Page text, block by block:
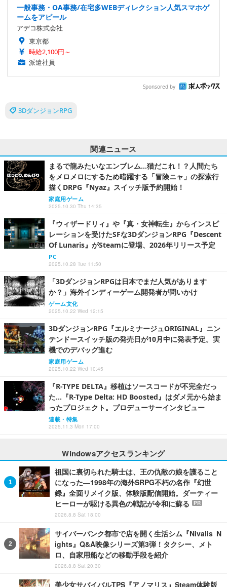
一般事務・OA事務/在宅多WEBディレクション人気スマホゲ
ームをアピール
アデコ株式会社
東京都
時給2,100円～
派遣社員
Sponsored by
3DダンジョンRPG
関連ニュース
まるで龍みたいなエンブレム…猫だこれ！？人間たち
をメロメロにするため暗躍する「冒険ニャ」の探索行
描くDRPG『Nyaz』スイッチ版予約開始！
家庭用ゲーム
2025.10.30 Thu 14:35
『ウィザードリィ』や『真・女神転生』からインスピ
レーションを受けたSFな3DダンジョンRPG『Descent
Of Lunaris』がSteamに登場、2026年リリース予定
PC
2025.10.28 Tue 11:50
「3DダンジョンRPGは日本でまだ人気があります
か？」海外インディーゲーム開発者が問いかけ
ゲーム文化
2025.10.22 Wed 12:15
3DダンジョンRPG『エルミナージュORIGINAL』ニン
テンドースイッチ版の発売日が10月中に発表予定。実
機でのデバッグ進む
家庭用ゲーム
2025.10.22 Wed 10:45
『R-TYPE DELTA』移植はソースコードが不完全だっ
た…『R-Type Delta: HD Boosted』はダメ元から始ま
ったプロジェクト。プロデューサーインタビュー
連載・特集
2025.11.3 Mon 17:00
Windowsアクセスランキング
祖国に裏切られた騎士は、王の仇敵の娘を護ること
になった―1998年の海外SRPG不朽の名作『幻世
録』全面リメイク版、体験版配信開始。ダーティー
ヒーローが駆ける異色の戦記が令和に蘇る
PR
2026.8.8 Sat 18:00
サイバーパンク都市で店を開く生活シム『Nivalis N
ights』Q&A映像シリーズ第3弾！タクシー、メト
ロ、自家用船などの移動手段を紹介
2026.8.8 Sat 20:30
美少女サバイバルTPS『アノマリス』Steam体験版